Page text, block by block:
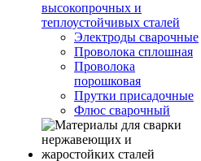
высокопрочных и
теплоустойчивых сталей
Электроды сварочные
Проволока сплошная
Проволока
порошковая
Прутки присадочные
Флюс сварочный